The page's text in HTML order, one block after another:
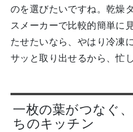
のを選びたいですね。乾燥
スメーカーで比較的簡単に
たせたいなら、やはり冷凍
サッと取り出せるから、忙
一枚の葉がつなぐ
ちのキッチン